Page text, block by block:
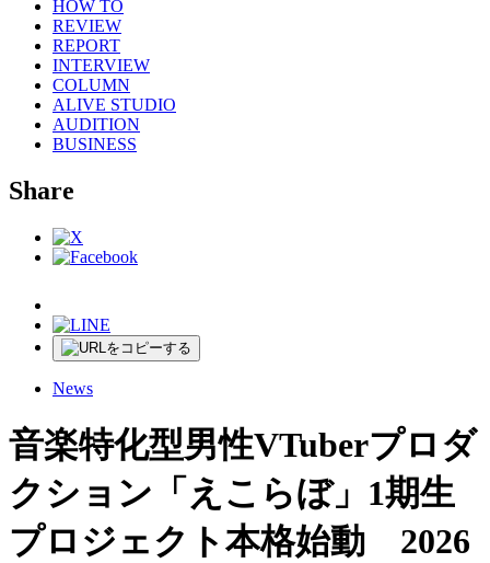
HOW TO
REVIEW
REPORT
INTERVIEW
COLUMN
ALIVE STUDIO
AUDITION
BUSINESS
Share
News
音楽特化型男性VTuberプロダ
クション「えこらぼ」1期生
プロジェクト本格始動 2026